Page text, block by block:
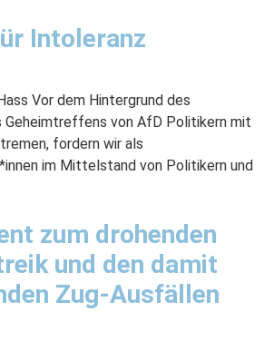
Intoleranz
Vor dem Hintergrund des
Geheimtreffens von AfD Politikern mit
fordern wir als
im Mittelstand von Politikern und
zum drohenden
und den damit
Zug-Ausfällen